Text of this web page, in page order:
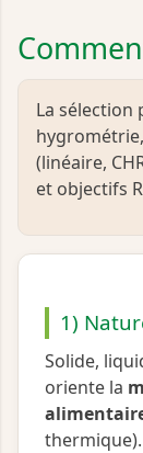
La sélection
(linéaire,
et objectifs
1)
Solide,
oriente la
thermique).